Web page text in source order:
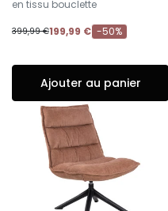
en tissu bouclette
399,99 €199,99 € -50%
Ajouter au panier